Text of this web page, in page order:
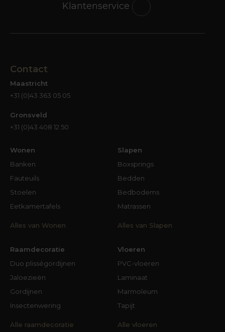
Klantenservice
Contact
Maastricht
+31 (0)43 363 05 05
Gronsveld
+31 (0)43 408 12 50
Wonen
Banken
Fauteuils
Stoelen
Eetkamertafels
Alles van Wonen
Slapen
Boxsprings
Bedden
Bedbodems
Matrassen
Alles van Slapen
Raamdecoratie
Duo plisségordijnen
Jaloezieën
Gordijnen
Insectenwering
Alle raamdecoratie
Vloeren
PVC-vloeren
Laminaat
Marmoleum
Tapijt
Alle vloeren